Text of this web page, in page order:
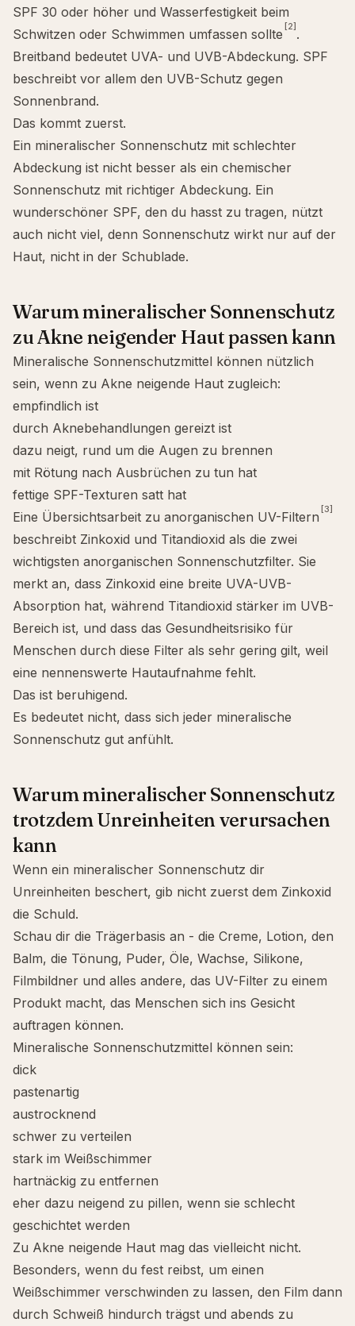
SPF 30 oder höher und Wasserfestigkeit beim
Schwitzen oder Schwimmen umfassen sollte [2] .
Breitband bedeutet UVA- und UVB-Abdeckung. SPF
beschreibt vor allem den UVB-Schutz gegen
Sonnenbrand.
Das kommt zuerst.
Ein mineralischer Sonnenschutz mit schlechter
Abdeckung ist nicht besser als ein chemischer
Sonnenschutz mit richtiger Abdeckung. Ein
wunderschöner SPF, den du hasst zu tragen, nützt
auch nicht viel, denn Sonnenschutz wirkt nur auf der
Haut, nicht in der Schublade.
Warum mineralischer Sonnenschutz
zu Akne neigender Haut passen kann
Mineralische Sonnenschutzmittel können nützlich
sein, wenn zu Akne neigende Haut zugleich:
empfindlich ist
durch Aknebehandlungen gereizt ist
dazu neigt, rund um die Augen zu brennen
mit Rötung nach Ausbrüchen zu tun hat
fettige SPF-Texturen satt hat
Eine Übersichtsarbeit zu anorganischen UV-Filtern [3]
beschreibt Zinkoxid und Titandioxid als die zwei
wichtigsten anorganischen Sonnenschutzfilter. Sie
merkt an, dass Zinkoxid eine breite UVA-UVB-
Absorption hat, während Titandioxid stärker im UVB-
Bereich ist, und dass das Gesundheitsrisiko für
Menschen durch diese Filter als sehr gering gilt, weil
eine nennenswerte Hautaufnahme fehlt.
Das ist beruhigend.
Es bedeutet nicht, dass sich jeder mineralische
Sonnenschutz gut anfühlt.
Warum mineralischer Sonnenschutz
trotzdem Unreinheiten verursachen
kann
Wenn ein mineralischer Sonnenschutz dir
Unreinheiten beschert, gib nicht zuerst dem Zinkoxid
die Schuld.
Schau dir die Trägerbasis an - die Creme, Lotion, den
Balm, die Tönung, Puder, Öle, Wachse, Silikone,
Filmbildner und alles andere, das UV-Filter zu einem
Produkt macht, das Menschen sich ins Gesicht
auftragen können.
Mineralische Sonnenschutzmittel können sein:
dick
pastenartig
austrocknend
schwer zu verteilen
stark im Weißschimmer
hartnäckig zu entfernen
eher dazu neigend zu pillen, wenn sie schlecht
geschichtet werden
Zu Akne neigende Haut mag das vielleicht nicht.
Besonders, wenn du fest reibst, um einen
Weißschimmer verschwinden zu lassen, den Film dann
durch Schweiß hindurch trägst und abends zu